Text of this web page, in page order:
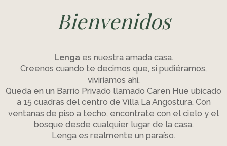
Bienvenidos
Lenga es nuestra amada casa.
Creenos cuando te decimos que, si pudiéramos,
viviríamos ahí.
Queda en un Barrio Privado llamado Caren Hue ubicado
a 15 cuadras del centro de Villa La Angostura. Con
ventanas de piso a techo, encontrate con el cielo y el
bosque desde cualquier lugar de la casa.
Lenga es realmente un paraíso.